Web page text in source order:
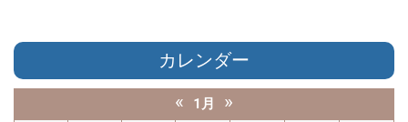
カレンダー
« 1月 »